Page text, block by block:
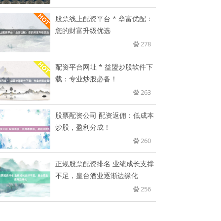
股票线上配资平台 * 垒富优配：
您的财富升级优选
278
配资平台网址 * 益盟炒股软件下
载：专业炒股必备！
263
股票配资公司 配资返佣：低成本
炒股，盈利分成！
260
正规股票配资排名 业绩成长支撑
不足，皇台酒业逐渐边缘化
256